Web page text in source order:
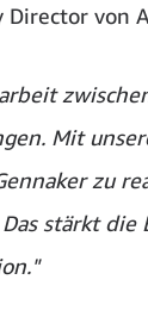
Director
Mit
zu
stärkt